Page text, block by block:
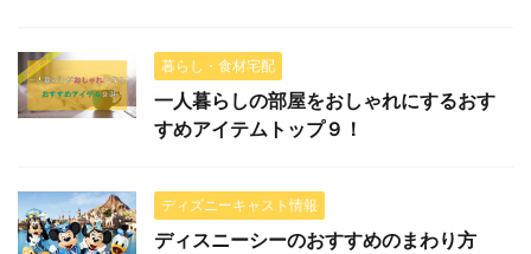
暮らし・食材宅配
一人暮らしの部屋をおしゃれにするおす
すめアイテムトップ９！
ディズニーキャスト情報
ディスニーシーのおすすめのまわり方